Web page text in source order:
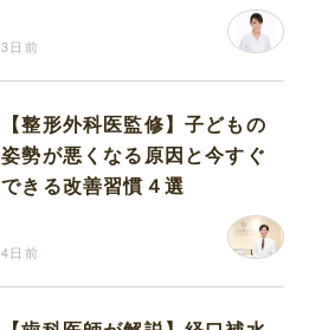
3日前
【整形外科医監修】子どもの
姿勢が悪くなる原因と今すぐ
できる改善習慣４選
4日前